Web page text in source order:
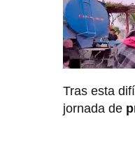
Tras esta
jornada de